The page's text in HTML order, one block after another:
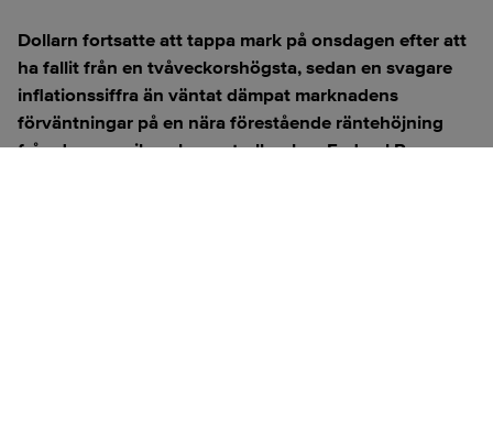
Dollarn fortsatte att tappa mark på onsdagen efter att
ha fallit från en tvåveckorshögsta, sedan en svagare
inflationssiffra än väntat dämpat marknadens
förväntningar på en nära förestående räntehöjning
från den amerikanska centralbanken Federal Reserve.